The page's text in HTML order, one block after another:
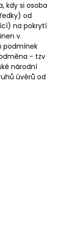
kdy si osoba
od
na pokrytí
v
podmínek
- tzv
národní
úvěrů od